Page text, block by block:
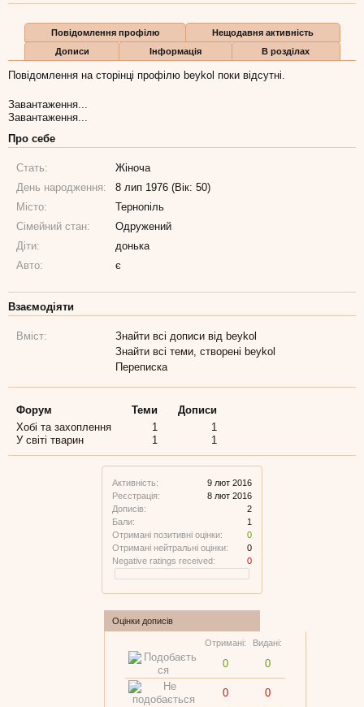
Активність:
9 лют 2016
Реєстрація:
8 лют 2016
Дописів:
2
Бали:
1
Отримані позитивні оцінки:
0
Отримані нейтральні оцінки:
0
Negative ratings received:
0
Оцінки дописів
Отримані: Видані:
0 0
0 0
Повідомлення профілю
Нещодавня активність
Дописи
Інформація В розділах
Повідомлення на сторінці профілю beykol поки відсутні.
Завантаження...
Завантаження...
Про себе
Стать:
Жіноча
День народження:
8 лип 1976 (Вік: 50)
Місто:
Тернопіль
Сімейний стан:
Одружений
Діти:
донька
Авто:
є
Взаємодіяти
Вміст:
Знайти всі дописи від beykol
Знайти всі теми, створені beykol
Переписка
Форум Теми
Дописи
Хобі та захоплення
1
1
У світі тварин
1 1